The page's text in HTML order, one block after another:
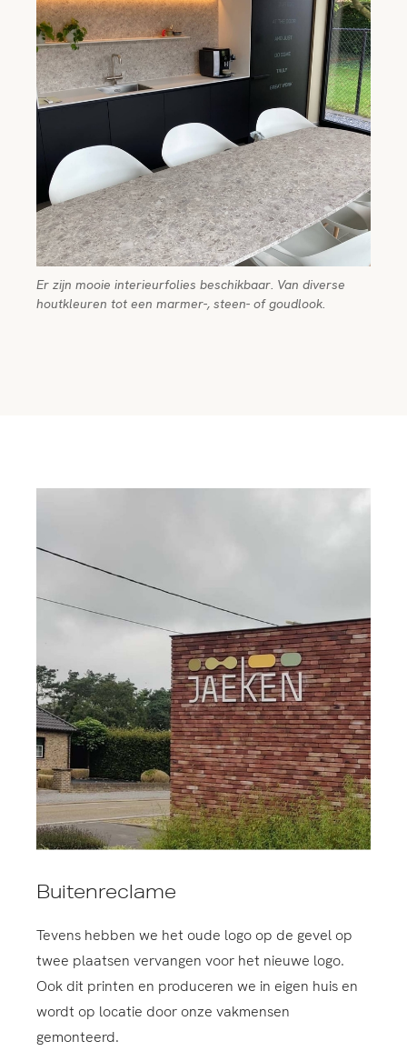
Er zijn mooie interieurfolies beschikbaar. Van diverse
houtkleuren tot een marmer-, steen- of goudlook.
Buitenreclame
Tevens hebben we het oude logo op de gevel op
twee plaatsen vervangen voor het nieuwe logo.
Ook dit printen en produceren we in eigen huis en
wordt op locatie door onze vakmensen
gemonteerd.